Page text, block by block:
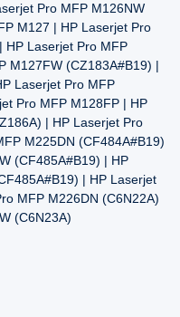
Pro MFP M126NW
M127 | HP Laserjet Pro
HP Laserjet Pro MFP
M127FW (CZ183A#B19) |
Laserjet Pro MFP
Pro MFP M128FP | HP
| HP Laserjet Pro
M225DN (CF484A#B19)
(CF485A#B19) | HP
| HP Laserjet
MFP M226DN (C6N22A)
(C6N23A)